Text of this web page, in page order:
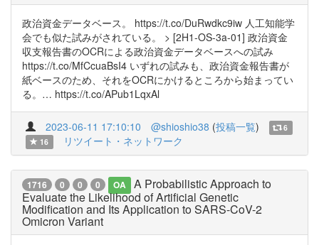
政治資金データベース。 https://t.co/DuRwdkc9iw 人工知能学
会でも似た試みがされている。 > [2H1-OS-3a-01] 政治資金
収支報告書のOCRによる政治資金データベースへの試み
https://t.co/MfCcuaBsI4 いずれの試みも、政治資金報告書が
紙ベースのため、それをOCRにかけるところから始まってい
る。… https://t.co/APub1LqxAl
2023-06-11 17:10:10 @shioshio38 (投稿一覧)
6
16
リツイート・ネットワーク
1716 0 0 0 OA
A Probabilistic Approach to
Evaluate the Likelihood of Artificial Genetic
Modification and Its Application to SARS-CoV-2
Omicron Variant